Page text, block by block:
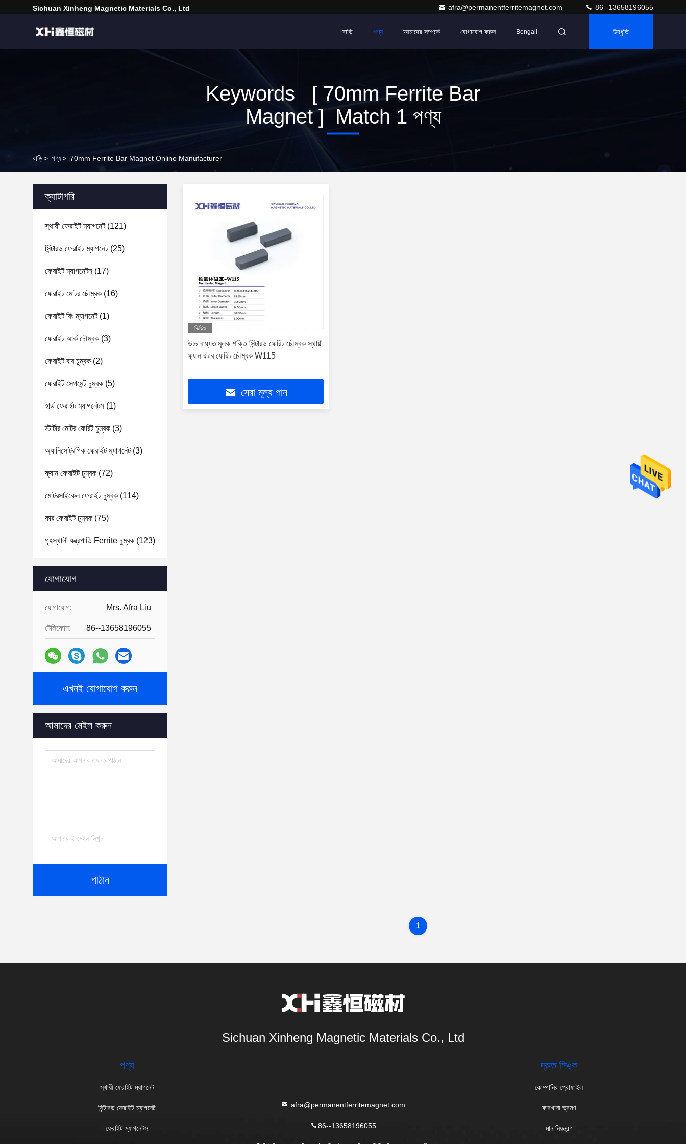
Sichuan Xinheng Magnetic Materials Co., Ltd afra@permanentferritemagnet.com 86--13658196055
বাড়ি পণ্য আমাদের সম্পর্কে যোগাযোগ করুন Bengali উদ্ধৃতি
Keywords [ 70mm Ferrite Bar
Magnet ] Match 1 পণ্য
বাড়ি> পণ্য> 70mm Ferrite Bar Magnet Online Manufacturer
ক্যাটাগরি
স্থায়ী ফেরাইট ম্যাগনেট(121)
সিন্টারড ফেরাইট ম্যাগনেট(25)
ফেরাইট ম্যাগনেটস(17)
ফেরাইট মোটর চৌম্বক (16)
ফেরাইট রিং ম্যাগনেট(1)
ফেরাইট আর্ক চৌম্বক (3)
ফেরাইট বার চুম্বক (2)
ফেরাইট সেগমেন্ট চুম্বক (5)
হার্ড ফেরাইট ম্যাগনেটস(1)
স্টার্টার মোটর ফেরিট চুম্বক (3)
অ্যানিসোট্রপিক ফেরাইট ম্যাগনেট(3)
ফ্যান ফেরাইট চুম্বক (72)
মোটরসাইকেল ফেরাইট চুম্বক (114)
কার ফেরাইট চুম্বক (75)
গৃহস্থালী যন্ত্রপাতি Ferrite চুম্বক (123)
যোগাযোগ
যোগাযোগ: Mrs. Afra Liu
টেলিফোন: 86--13658196055
এখনই যোগাযোগ করুন
আমাদের মেইল ​​করুন
পাঠান
ভিডিও
উচ্চ বাধ্যতামূলক শক্তি সিন্টারড ফেরিট চৌম্বক স্থায়ী
ফ্যান রটার ফেরিট চৌম্বক W115
সেরা মূল্য পান
1
Sichuan Xinheng Magnetic Materials Co., Ltd
পণ্য
স্থায়ী ফেরাইট ম্যাগনেট
সিন্টারড ফেরাইট ম্যাগনেট
ফেরাইট ম্যাগনেটস
afra@permanentferritemagnet.com
86--13658196055
দ্রুত লিঙ্ক
কোম্পানির প্রোফাইল
কারখানা ভ্রমণ
মান নিয়ন্ত্রণ